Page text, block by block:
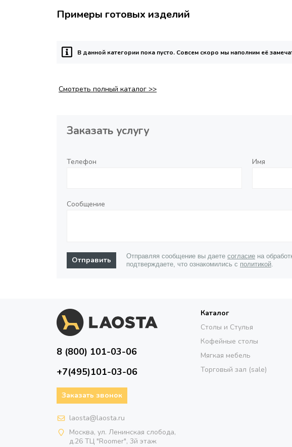
Примеры готовых изделий
В данной категории пока пусто. Совсем скоро мы наполним её
Смотреть полный каталог >>
Заказать услугу
Телефон Имя
Сообщение
Отправить Отправляя сообщение вы даете согласие на
подтверждаете, что ознакомились с политикой.
8 (800) 101-03-06
+7(495)101-03-06
Заказать звонок
laosta@laosta.ru
Москва, ул. Ленинская слобода,
д.26 ТЦ "Roomer", 3й этаж
Каталог
Столы и Стулья
Кофейные столы
Мягкая мебель
Торговый зал (sale)